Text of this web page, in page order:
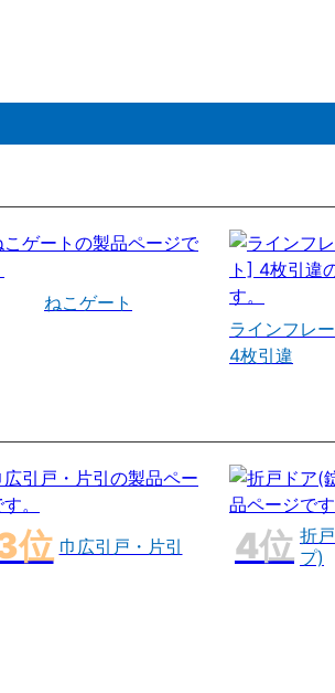
ねこゲート
ラインフレ
4枚引違
巾広引戸・片引
折
プ)